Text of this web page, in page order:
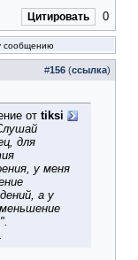
Цитировать 0
сообщению
#156 (ссылка)
от tiksi
для
у меня
а у